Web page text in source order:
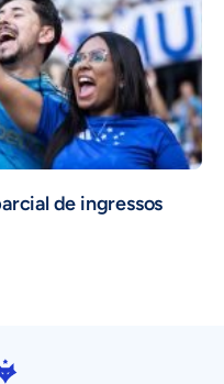
de ingressos